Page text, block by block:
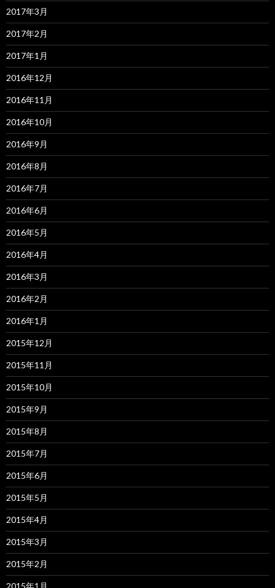
2017年3月
2017年2月
2017年1月
2016年12月
2016年11月
2016年10月
2016年9月
2016年8月
2016年7月
2016年6月
2016年5月
2016年4月
2016年3月
2016年2月
2016年1月
2015年12月
2015年11月
2015年10月
2015年9月
2015年8月
2015年7月
2015年6月
2015年5月
2015年4月
2015年3月
2015年2月
2015年1月